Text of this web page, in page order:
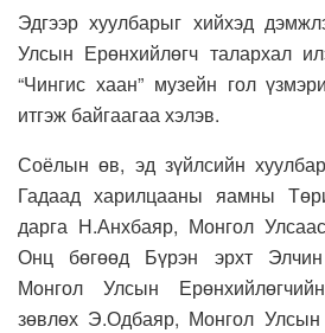
Эдгээр хуулбарыг хийхэд
Улсын Ерөнхийлөгч талархал
“Чингис хаан” музейн гол
итгэж байгаагаа хэлэв.
Соёлын өв, эд зүйлсийн
Гадаад харилцааны яамны
дарга Н.Анхбаяр, Монгол
Онц бөгөөд Бүрэн эрхт
Монгол Улсын
зөвлөх Э.Одбаяр, Монгол